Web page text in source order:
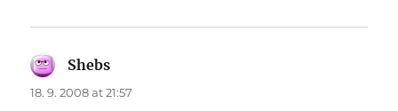
Shebs
18. 9. 2008 at 21:57